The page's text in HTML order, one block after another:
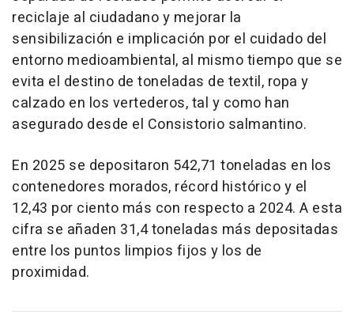
reciclaje al ciudadano y mejorar la
sensibilización e implicación por el cuidado del
entorno medioambiental, al mismo tiempo que se
evita el destino de toneladas de textil, ropa y
calzado en los vertederos, tal y como han
asegurado desde el Consistorio salmantino.
En 2025 se depositaron 542,71 toneladas en los
contenedores morados, récord histórico y el
12,43 por ciento más con respecto a 2024. A esta
cifra se añaden 31,4 toneladas más depositadas
entre los puntos limpios fijos y los de
proximidad.